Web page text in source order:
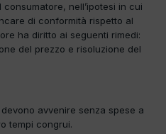
nell’ipotesi in cui
di conformità rispetto al
ha diritto ai seguenti rimedi:
del prezzo e risoluzione del
avvenire senza spese a
tempi congrui.